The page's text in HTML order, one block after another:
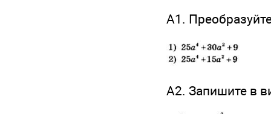
А1.
А2. Запишите в